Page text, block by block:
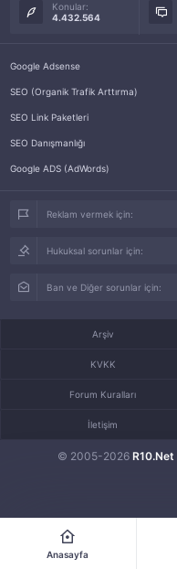
Konular:
4.432.564
Google Adsense
SEO (Organik Trafik Arttırma)
SEO Link Paketleri
SEO Danışmanlığı
Google ADS (AdWords)
Reklam vermek için:
Hukuksal sorunlar için:
Ban ve Diğer sorunlar için:
© 2005-2026 R10.Net
Arşiv
KVKK
Forum Kuralları
İletişim
Anasayfa